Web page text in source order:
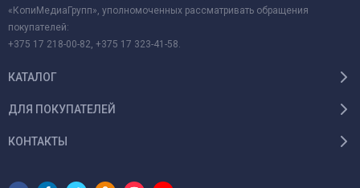
«КопиМедиаГрупп», уполномоченных рассматривать обращения
покупателей:
+375 17 218-00-82, +375 17 323-41-58.
КАТАЛОГ
ДЛЯ ПОКУПАТЕЛЕЙ
КОНТАКТЫ